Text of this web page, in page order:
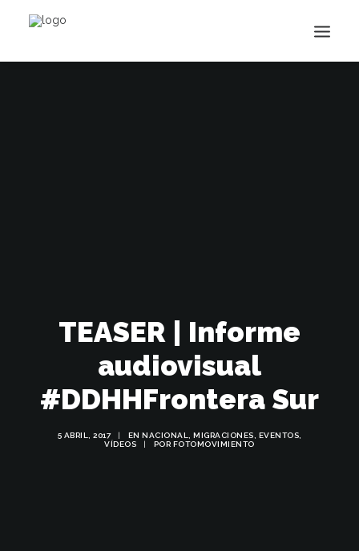
TEASER | Informe
audiovisual
#DDHHFrontera Sur
5 ABRIL, 2017 | EN NACIONAL MIGRACIONES EVENTOS
VÍDEOS
| POR FOTOMOVIMIENTO